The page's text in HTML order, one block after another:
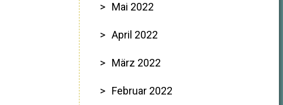
Mai 2022
April 2022
März 2022
Februar 2022